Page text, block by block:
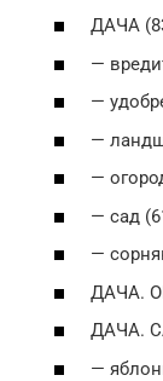
ДАЧА
—
—
—
—
— сад
—
ДАЧА.
ДАЧА.
—